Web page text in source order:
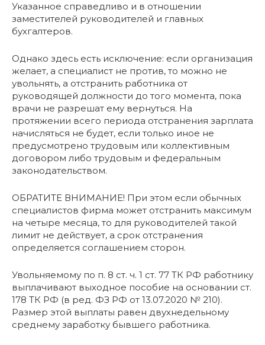
Указанное справедливо и в отношении
заместителей руководителей и главных
бухгалтеров.
Однако здесь есть исключение: если организация
желает, а специалист не против, то можно не
увольнять, а отстранить работника от
руководящей должности до того момента, пока
врачи не разрешат ему вернуться. На
протяжении всего периода отстранения зарплата
начисляться не будет, если только иное не
предусмотрено трудовым или коллективным
договором либо трудовым и федеральным
законодательством.
ОБРАТИТЕ ВНИМАНИЕ! При этом если обычных
специалистов фирма может отстранить максимум
на четыре месяца, то для руководителей такой
лимит не действует, а срок отстранения
определяется соглашением сторон.
Увольняемому по п. 8 ст. ч. 1 ст. 77 ТК РФ работнику
выплачивают выходное пособие на основании ст.
178 ТК РФ (в ред. ФЗ РФ от 13.07.2020 № 210).
Размер этой выплаты равен двухнедельному
среднему заработку бывшего работника.